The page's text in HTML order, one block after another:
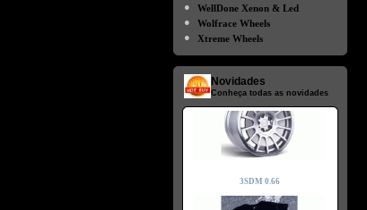
●
WellDone Xenon & Led
●
Wolfrace Wheels
●
Xtreme Wheels
Novidades
Conheça todas as novidades